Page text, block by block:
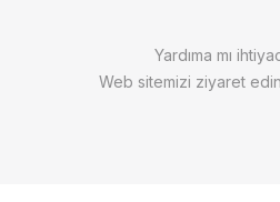
Yardıma mı
Web sitemizi ziyaret edin